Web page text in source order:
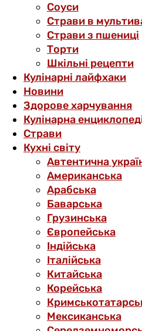
Соуси
Страви в
Страви з пшениці
Торти
Шкільні рецепти
Кулінарні лайфхаки
Новини
Здорове харчування
Кулінарна
Страви
Кухні світу
Автентична
Американська
Арабська
Баварська
Грузинська
Європейська
Індійська
Італійська
Китайська
Корейська
Мексиканська